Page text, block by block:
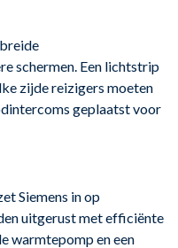
schermen. Een lichtstrip
zijde reizigers moeten
geplaatst voor
Siemens in op
uitgerust met efficiënte
warmtepomp en een